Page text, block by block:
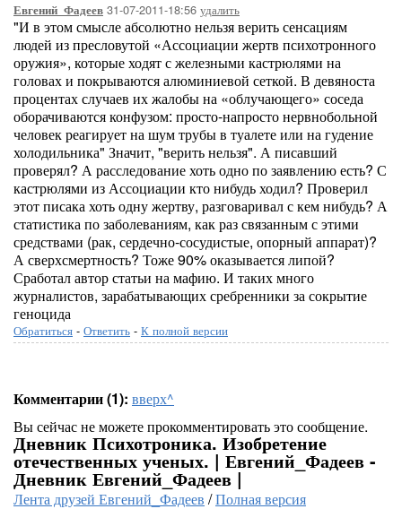
Евгений_Фадеев 31-07-2011-18:56 удалить
"И в этом смысле абсолютно нельзя верить сенсациям
людей из пресловутой «Ассоциации жертв психотронного
оружия», которые ходят с железными кастрюлями на
головах и покрываются алюминиевой сеткой. В девяноста
процентах случаев их жалобы на «облучающего» соседа
оборачиваются конфузом: просто-напросто нервнобольной
человек реагирует на шум трубы в туалете или на гудение
холодильника" Значит, "верить нельзя". А писавший
проверял? А расследование хоть одно по заявлению есть? С
кастрюлями из Ассоциации кто нибудь ходил? Проверил
этот писака хоть одну жертву, разговаривал с кем нибудь? А
статистика по заболеваниям, как раз связанным с этими
средствами (рак, сердечно-сосудистые, опорный аппарат)?
А сверхсмертность? Тоже 90% оказывается липой?
Сработал автор статьи на мафию. И таких много
журналистов, зарабатывающих сребренники за сокрытие
геноцида
Обратиться - Ответить - К полной версии
Комментарии (1): вверх^
Вы сейчас не можете прокомментировать это сообщение.
Дневник Психотроника. Изобретение
отечественных ученых. | Евгений_Фадеев -
Дневник Евгений_Фадеев |
Лента друзей Евгений_Фадеев /Полная версия